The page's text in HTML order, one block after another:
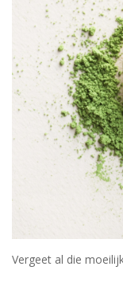
Vergeet al die